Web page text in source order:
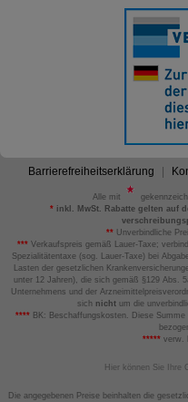
Barrierefreiheitserklärung
Alle mit
*inkl. MwSt. Rabatte gelten auf
** Unverbindliche
*** Verkaufspreis gemäß Lauer-Taxe;
Spezialitätentaxe (sog. Lauer-Taxe) bei
Lasten der gesetzlichen
unter 12 Jahren), die sich gemäß §129 Abs.
Unternehmens und der
sich nicht um die
****BK: Beschaffungskosten. Diese
*****verw.
Hier können Sie Ihre
Die angegebenen Preise beinhalten die